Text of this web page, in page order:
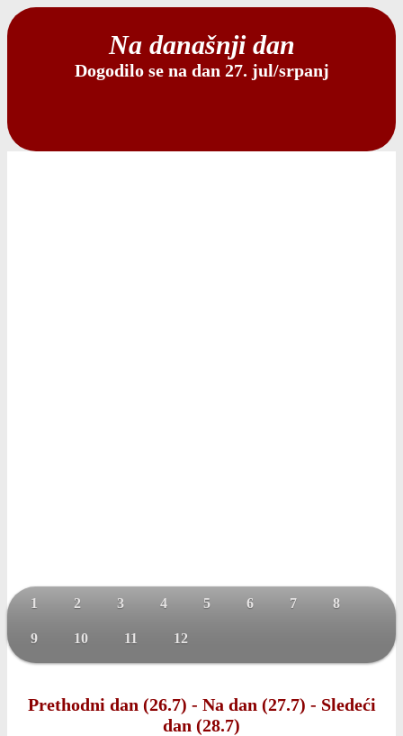
Na današnji dan
Dogodilo se na dan 27. jul/srpanj
1 2 3 4 5 6 7 8
9 10 11 12
Prethodni dan (26.7) - Na dan (27.7) - Sledeći
dan (28.7)